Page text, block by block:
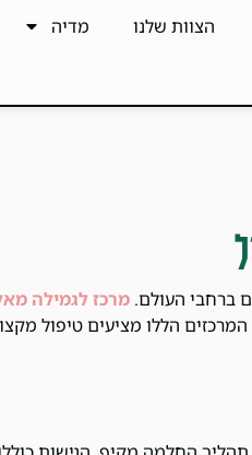
הצוות שלנו מדיה
ברחבי העולם. מרכז לגמילה
הללו מציעים טיפול